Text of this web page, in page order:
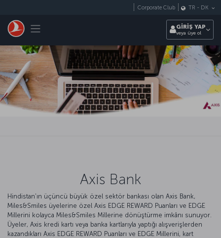
Toggle navigation
Corporate Club TR - DK
GİRİŞ YAP
veya üye ol
Axis Bank
Hindistan'ın üçüncü büyük özel sektör bankası olan Axis Bank,
Miles&Smiles üyelerine özel Axis EDGE REWARD Puanları ve EDGE
Millerini kolayca Miles&Smiles Millerine dönüştürme imkânı sunuyor.
Üyeler, Axis kredi kartı veya banka kartlarıyla yaptığı alışverişlerden
kazandıkları Axis EDGE REWARD Puanları ve EDGE Millerini, kart